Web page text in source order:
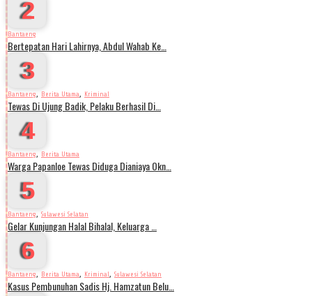
2
Bantaeng
Bertepatan Hari Lahirnya, Abdul Wahab Ke…
3
Bantaeng, Berita Utama, Kriminal
Tewas Di Ujung Badik, Pelaku Berhasil Di…
4
Bantaeng, Berita Utama
Warga Papanloe Tewas Diduga Dianiaya Okn…
5
Bantaeng, Sulawesi Selatan
Gelar Kunjungan Halal Bihalal, Keluarga …
6
Bantaeng, Berita Utama, Kriminal, Sulawesi Selatan
Kasus Pembunuhan Sadis Hj. Hamzatun Belu…